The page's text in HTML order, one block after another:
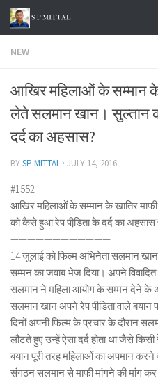
Skip to content
NEW
आखिर महिलाओं के सम्मान के
लेते सलमान खान। सुल्तान
दर्द का अहसास?
BYSP MITTAL · JULY 14, 2016
#1552
आखिर महिलाओं के सम्मान के खातिर
को कैसे हुआ रेप पीडि़ता के दर्द का अहसास?
————————————
14 जुलाई को फिल्म अभिनेता सलमान
सम्मन का जवाब भेज दिया। अपने
सलमान ने महिला आयोग के सम्मन देने के
सलमान खान अपने रेप पीडि़ता वाले बयान
दिनों अपनी फिल्म के प्रचार के दौरान
लौटते हुए उन्हें ऐसा दर्द होता था जैसे
बयान पूरी तरह महिलाओं का अपमान करने
संगठन सलमान से माफी मांगने की मांग